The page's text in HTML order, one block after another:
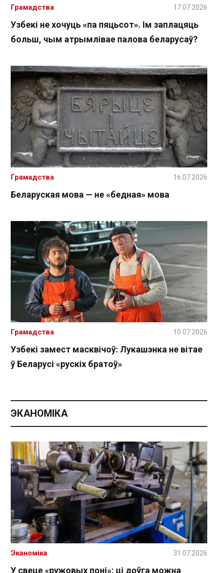
Узбекі не хочуць «па пяцьсот». Ім заплацяць
больш, чым атрымлівае палова беларусаў?
Грамадства 17.07.2026
Беларуская мова — не «бедная» мова
Грамадства 16.07.2026
Узбекі замест масквічоў: Лукашэнка не вітае
ў Беларусі «рускіх братоў»
Грамадства 10.07.2026
ЭКАНОМІКА
У свеце «ружовых поні»: ці доўга можна
Эканоміка 31.07.2026